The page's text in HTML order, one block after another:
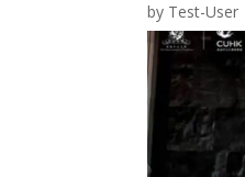
by Test-User